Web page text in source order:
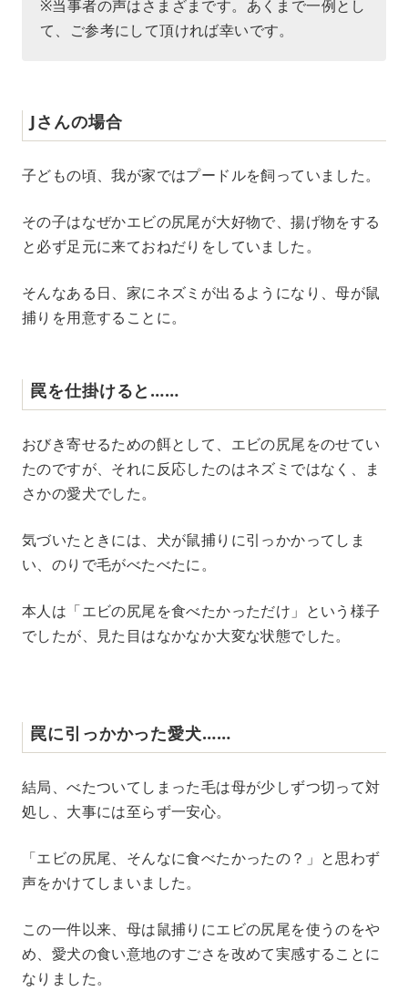
※当事者の声はさまざまです。あくまで一例とし
て、ご参考にして頂ければ幸いです。
Jさんの場合
子どもの頃、我が家ではプードルを飼っていました。
その子はなぜかエビの尻尾が大好物で、揚げ物をする
と必ず足元に来ておねだりをしていました。
そんなある日、家にネズミが出るようになり、母が鼠
捕りを用意することに。
罠を仕掛けると……
おびき寄せるための餌として、エビの尻尾をのせてい
たのですが、それに反応したのはネズミではなく、ま
さかの愛犬でした。
気づいたときには、犬が鼠捕りに引っかかってしま
い、のりで毛がべたべたに。
本人は「エビの尻尾を食べたかっただけ」という様子
でしたが、見た目はなかなか大変な状態でした。
罠に引っかかった愛犬……
結局、べたついてしまった毛は母が少しずつ切って対
処し、大事には至らず一安心。
「エビの尻尾、そんなに食べたかったの？」と思わず
声をかけてしまいました。
この一件以来、母は鼠捕りにエビの尻尾を使うのをや
め、愛犬の食い意地のすごさを改めて実感することに
なりました。